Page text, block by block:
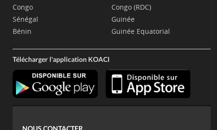
Congo
Sénégal
Bénin
Congo (RDC)
Guinée
Guinée Equatorial
Télécharger l'application KOACI